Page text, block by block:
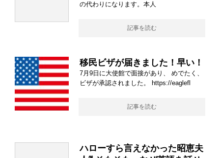
の代わりになります。本人
記事を読む
移民ビザが届きました！早い！
7月9日に大使館で面接があり、 めでたく、
ビザが承認されました。 https://eaglefl
記事を読む
ハローすら言えなかった昭恵夫